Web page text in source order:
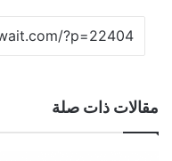
مقالات ذات صلة